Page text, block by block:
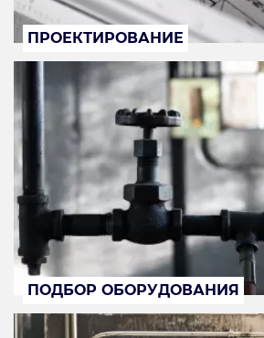
ПРОЕКТИРОВАНИЕ
ПОДБОР ОБОРУДОВАНИЯ